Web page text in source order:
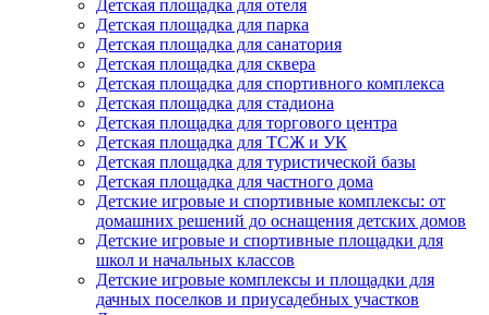
Детская площадка для отеля
Детская площадка для парка
Детская площадка для санатория
Детская площадка для сквера
Детская площадка для спортивного комплекса
Детская площадка для стадиона
Детская площадка для торгового центра
Детская площадка для ТСЖ и УК
Детская площадка для туристической базы
Детская площадка для частного дома
Детские игровые и спортивные комплексы: от
домашних решений до оснащения детских домов
Детские игровые и спортивные площадки для
школ и начальных классов
Детские игровые комплексы и площадки для
дачных поселков и приусадебных участков